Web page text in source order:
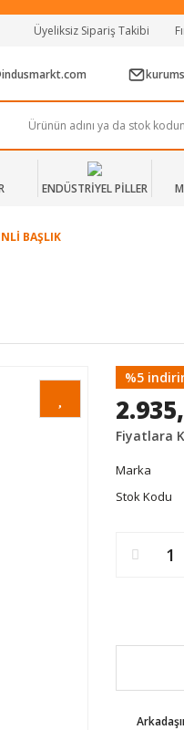
Tüm
Mağazadan
Üyeliksiz Sipariş Takibi
ENDÜSTRİYEL PİLLER
BAŞLIK
%5
Fiyatlara
Marka
Stok Kodu